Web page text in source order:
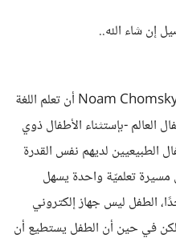
إن شاء الله..
يوضح عالم اللغويات النظرية Noam Chomsky أن تعلم اللغة
-بإستثناء الأطفال ذوي
الطبيعيين لديهم نفس القدرة
مسيرة تعلميّة واحدة يسهل
الطفل ليس جهاز إلكتروني
لكن في حين أن الطفل يستطيع أن